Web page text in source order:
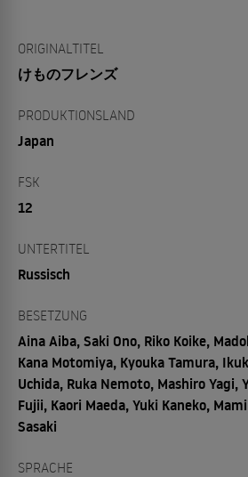
ORIGINALTITEL
けものフレンズ
PRODUKTIONSLAND
Japan
FSK
12
UNTERTITEL
Russisch
BESETZUNG
Aina Aiba, Saki Ono, Riko Koike,
Kana Motomiya, Kyouka Tamura,
Uchida, Ruka Nemoto, Mashiro Yagi,
Fujii, Kaori Maeda, Yuki Kaneko,
Sasaki
SPRACHE